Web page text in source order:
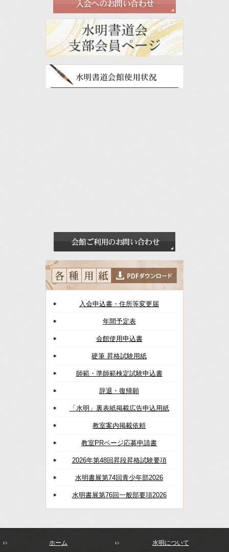
入会申込書・住所等変更届
年間予定表
会館使用申込書
硬筆 昇格試験用紙
師範・準師範検定試験申込書
辞退・復帰願
「水明」裏表紙掲載広告申込用紙
教室案内掲載依頼
教室PRページ応募申請書
2026年第48回昇段昇格試験要項
水明書展第74回青少年部2026
水明書展第76回一般部要項2026
ホーム 水明について